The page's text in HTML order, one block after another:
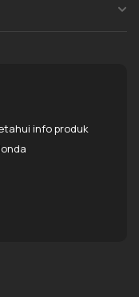
info produk